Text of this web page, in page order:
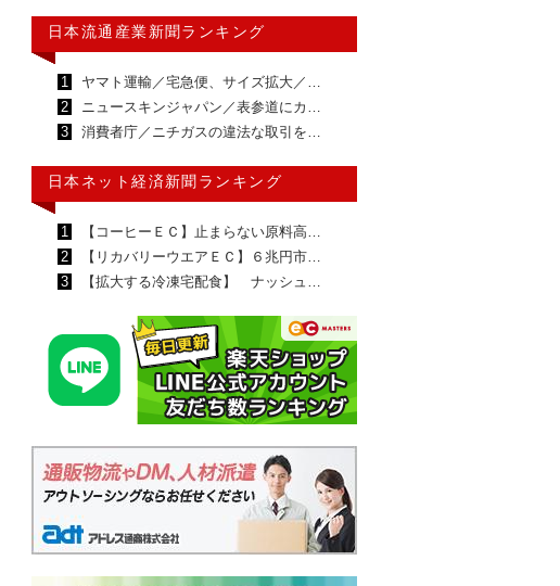
日本流通産業新聞ランキング
1
ヤマト運輸／宅急便、サイズ拡大／…
2
ニュースキンジャパン／表参道にカ…
3
消費者庁／ニチガスの違法な取引を…
日本ネット経済新聞ランキング
1
【コーヒーＥＣ】止まらない原料高…
2
【リカバリーウエアＥＣ】６兆円市…
3
【拡大する冷凍宅配食】 ナッシュ…